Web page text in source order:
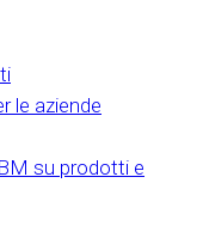
le aziende
su prodotti e